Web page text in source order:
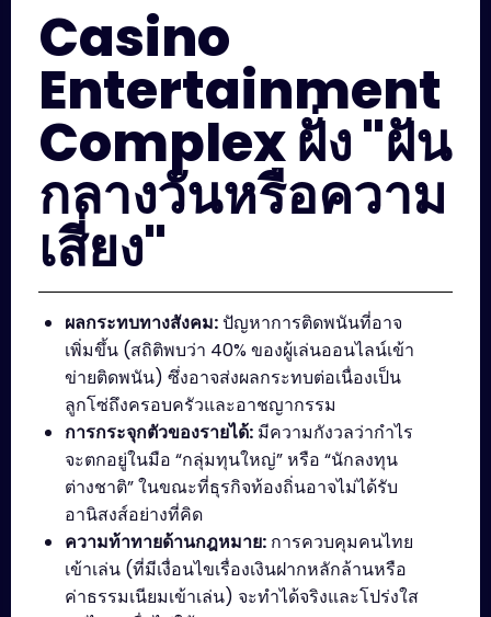
Casino
Entertainment
Complex ฝั่ง "ฝัน
กลางวันหรือความ
เสี่ยง"
ผลกระทบทางสังคม:ปัญหาการติดพนันที่อาจ
เพิ่มขึ้น (สถิติพบว่า 40% ของผู้เล่นออนไลน์เข้า
ข่ายติดพนัน) ซึ่งอาจส่งผลกระทบต่อเนื่องเป็น
ลูกโซ่ถึงครอบครัวและอาชญากรรม
การกระจุกตัวของรายได้: มีความกังวลว่ากำไร
จะตกอยู่ในมือ “กลุ่มทุนใหญ่” หรือ “นักลงทุน
ต่างชาติ” ในขณะที่ธุรกิจท้องถิ่นอาจไม่ได้รับ
อานิสงส์อย่างที่คิด
ความท้าทายด้านกฎหมาย: การควบคุมคนไทย
เข้าเล่น (ที่มีเงื่อนไขเรื่องเงินฝากหลักล้านหรือ
ค่าธรรมเนียมเข้าเล่น) จะทำได้จริงและโปร่งใส